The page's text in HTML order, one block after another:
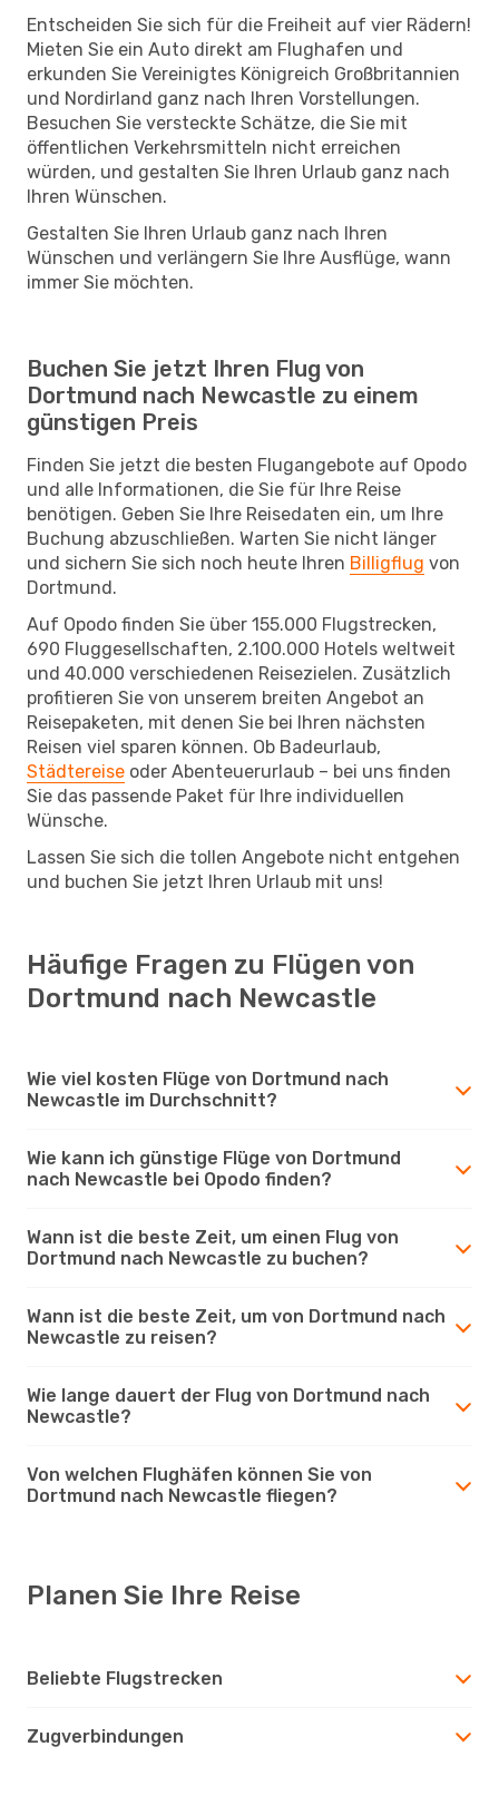
Entscheiden Sie sich für die Freiheit auf vier Rädern!
Mieten Sie ein Auto direkt am Flughafen und
erkunden Sie Vereinigtes Königreich Großbritannien
und Nordirland ganz nach Ihren Vorstellungen.
Besuchen Sie versteckte Schätze, die Sie mit
öffentlichen Verkehrsmitteln nicht erreichen
würden, und gestalten Sie Ihren Urlaub ganz nach
Ihren Wünschen.
Gestalten Sie Ihren Urlaub ganz nach Ihren
Wünschen und verlängern Sie Ihre Ausflüge, wann
immer Sie möchten.
Buchen Sie jetzt Ihren Flug von
Dortmund nach Newcastle zu einem
günstigen Preis
Finden Sie jetzt die besten Flugangebote auf Opodo
und alle Informationen, die Sie für Ihre Reise
benötigen. Geben Sie Ihre Reisedaten ein, um Ihre
Buchung abzuschließen. Warten Sie nicht länger
und sichern Sie sich noch heute Ihren Billigflug von
Dortmund.
Auf Opodo finden Sie über 155.000 Flugstrecken,
690 Fluggesellschaften, 2.100.000 Hotels weltweit
und 40.000 verschiedenen Reisezielen. Zusätzlich
profitieren Sie von unserem breiten Angebot an
Reisepaketen, mit denen Sie bei Ihren nächsten
Reisen viel sparen können. Ob Badeurlaub,
Städtereise oder Abenteuerurlaub – bei uns finden
Sie das passende Paket für Ihre individuellen
Wünsche.
Lassen Sie sich die tollen Angebote nicht entgehen
und buchen Sie jetzt Ihren Urlaub mit uns!
Häufige Fragen zu Flügen von
Dortmund nach Newcastle
Wie viel kosten Flüge von Dortmund nach
Newcastle im Durchschnitt?
Wie kann ich günstige Flüge von Dortmund
nach Newcastle bei Opodo finden?
Wann ist die beste Zeit, um einen Flug von
Dortmund nach Newcastle zu buchen?
Wann ist die beste Zeit, um von Dortmund nach
Newcastle zu reisen?
Wie lange dauert der Flug von Dortmund nach
Newcastle?
Von welchen Flughäfen können Sie von
Dortmund nach Newcastle fliegen?
Planen Sie Ihre Reise
Beliebte Flugstrecken
Zugverbindungen